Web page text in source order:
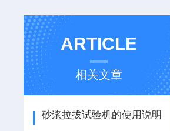
ARTICLE
相关文章
砂浆拉拔试验机的使用说明